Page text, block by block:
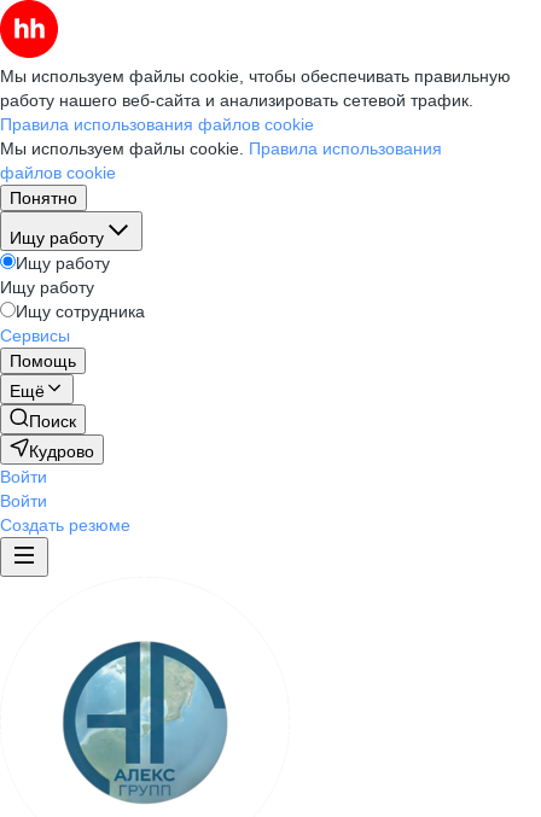
Мы используем файлы cookie, чтобы обеспечивать правильную
работу нашего веб-сайта и анализировать сетевой трафик.
Правила использования файлов cookie
Мы используем файлы cookie. Правила использования
файлов cookie
Понятно
Ищу работу
Ищу работу
Ищу работу
Ищу сотрудника
Сервисы
Помощь
Ещё
Поиск
Кудрово
Войти
Войти
Создать резюме